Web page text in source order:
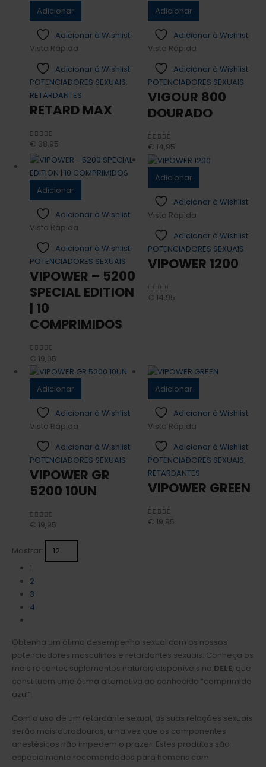
Adicionar
Adicionar à Wishlist
Vista Rápida
Adicionar à Wishlist
POTENCIADORES SEXUAIS,
RETARDANTES
RETARD MAX
0out of 5
€ 38,95
Adicionar
Adicionar à Wishlist
Vista Rápida
Adicionar à Wishlist
POTENCIADORES SEXUAIS
VIGOUR 800
DOURADO
0out of 5
€ 14,95
Adicionar
Adicionar à Wishlist
Vista Rápida
Adicionar à Wishlist
POTENCIADORES SEXUAIS
VIPOWER – 5200
SPECIAL EDITION
| 10
COMPRIMIDOS
0out of 5
€ 19,95
Adicionar
Adicionar à Wishlist
Vista Rápida
Adicionar à Wishlist
POTENCIADORES SEXUAIS
VIPOWER 1200
0out of 5
€ 14,95
Adicionar
Adicionar à Wishlist
Vista Rápida
Adicionar à Wishlist
POTENCIADORES SEXUAIS
VIPOWER GR
5200 10UN
0out of 5
€ 19,95
Adicionar
Adicionar à Wishlist
Vista Rápida
Adicionar à Wishlist
POTENCIADORES SEXUAIS,
RETARDANTES
VIPOWER GREEN
0out of 5
€ 19,95
Mostrar:
1
2
3
4
Obtenha um ótimo desempenho sexual com os nossos
potenciadores masculinos e retardantes sexuais. Conheça os
mais recentes suplementos naturais disponíveis na DELE, que
constituem uma ótima alternativa ao conhecido “comprimido
azul”.
Com o uso de um retardante sexual, as suas relações sexuais
serão mais duradouras, uma vez que os componentes
anestésicos não impedem o prazer. Estes produtos são
especialmente recomendados para homens com